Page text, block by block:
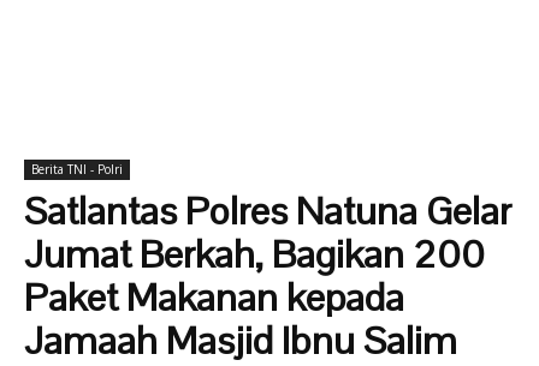
Berita TNI - Polri
Satlantas Polres Natuna Gelar
Jumat Berkah, Bagikan 200
Paket Makanan kepada
Jamaah Masjid Ibnu Salim